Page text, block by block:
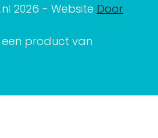
2026 - Website Door
een product van